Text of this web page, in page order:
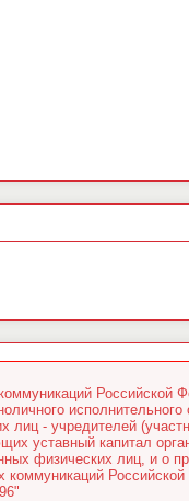
Российской
исполнительного
лиц - учредителей
уставный капитал
физических лиц, и о